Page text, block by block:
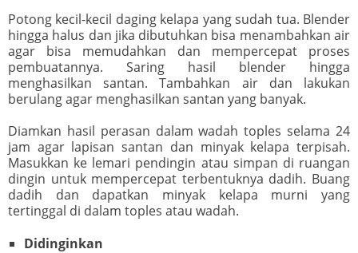
Potong kecil-kecil daging kelapa yang sudah tua. Blender
hingga halus dan jika dibutuhkan bisa menambahkan air
agar bisa memudahkan dan mempercepat proses
pembuatannya. Saring hasil blender hingga
menghasilkan santan. Tambahkan air dan lakukan
berulang agar menghasilkan santan yang banyak.
Diamkan hasil perasan dalam wadah toples selama 24
jam agar lapisan santan dan minyak kelapa terpisah.
Masukkan ke lemari pendingin atau simpan di ruangan
dingin untuk mempercepat terbentuknya dadih. Buang
dadih dan dapatkan minyak kelapa murni yang
tertinggal di dalam toples atau wadah.
Didinginkan